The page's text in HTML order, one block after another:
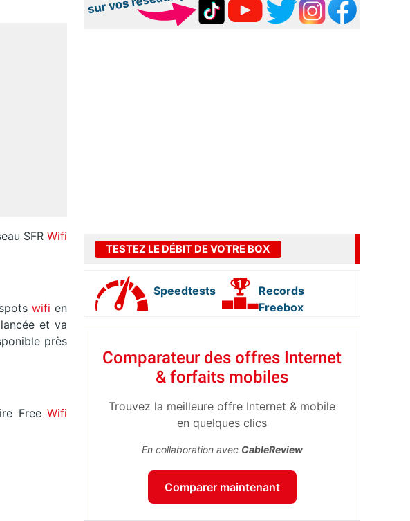
SFRWifi
wifi en
et va
près
FreeWifi
TESTEZ LE DÉBIT DE VOTRE BOX
Speedtests
Records
Freebox
Comparateur des offres Internet
& forfaits mobiles
Trouvez la meilleure offre Internet & mobile
en quelques clics
En collaboration avec CableReview
Comparer maintenant